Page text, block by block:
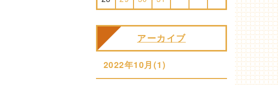
アーカイブ
2022年10月(1)